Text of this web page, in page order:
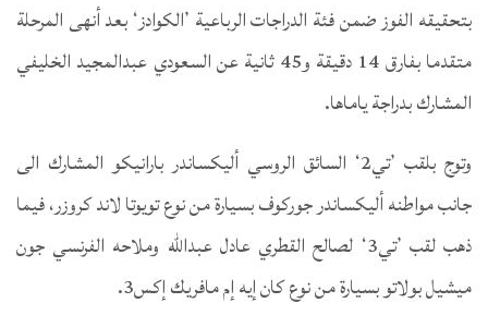
بتحقيقه الفوز ضمن فئة الدراجات الرباعية ’الكوادز‘ بعد أنهى المرحلة
متقدما بفارق 14 دقيقة و45 ثانية عن السعودي عبدالمجيد الخليفي
المشارك بدراجة ياماها.
وتوج بلقب ’تي2‘ السائق الروسي أليكساندر بارانيكو المشارك الى
جانب مواطنه أليكساندر جوركوف بسيارة من نوع تويوتا لاند كروزر، فيما
ذهب لقب ’تي3‘ لصالح القطري عادل عبدالله وملاحه الفرنسي جون
ميشيل بولاتو بسيارة من نوع كان إيه إم مافريك إكس3.